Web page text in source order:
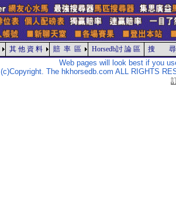
其 他 資 料 賠 率 區 Horsedb討 論 區 搜 尋
Web pages will look best if you
(c)Copyright. The hkhorsedb.com ALL RIGHTS